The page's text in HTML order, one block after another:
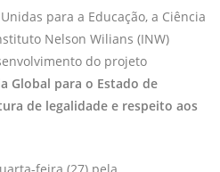
para a Educação, a Ciência
Nelson Wilians (INW)
do projeto
Global para o Estado de
de legalidade e respeito aos
feira (27) pela